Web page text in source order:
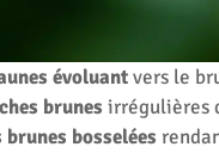
évoluantvers le
brunes irrégulières
bosselées